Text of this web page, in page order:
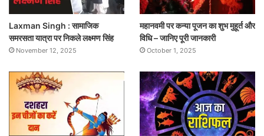
Laxman Singh : सामाजिक
समरसता यात्रा पर निकले लक्ष्मण सिंह
November 12, 2025
महानवमी पर कन्या पूजन का शुभ मुहूर्त और
विधि – जानिए पूरी जानकारी
October 1, 2025